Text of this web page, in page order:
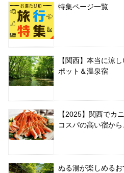
特集ページ一覧
【関西】本当に涼
ポット＆温泉宿
【2025】関西でカ
コスパの高い宿か
ぬる湯が楽しめる